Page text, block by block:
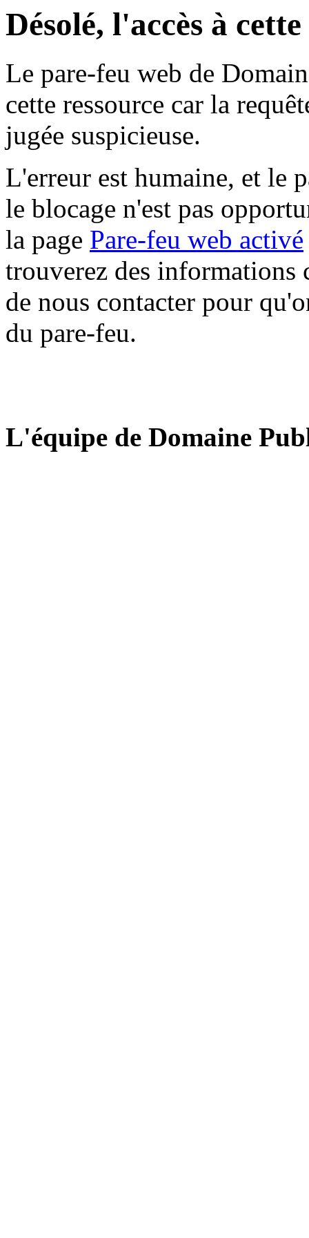
Désolé, l'accès à
Le pare-feu web de
cette ressource car la
jugée suspicieuse.
L'erreur est humaine, et le
le blocage n'est pas
la page Pare-feu web activé
trouverez des informations
de nous contacter pour
du pare-feu.
L'équipe de Domaine